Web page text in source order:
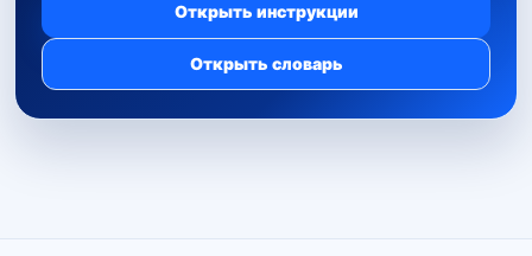
Открыть инструкции
Открыть словарь